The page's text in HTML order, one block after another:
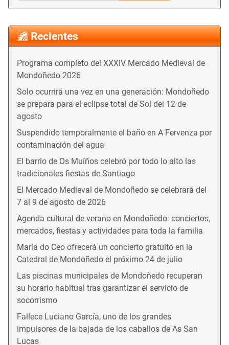
Recientes
Programa completo del XXXIV Mercado Medieval de
Mondoñedo 2026
Solo ocurrirá una vez en una generación: Mondoñedo
se prepara para el eclipse total de Sol del 12 de
agosto
Suspendido temporalmente el baño en A Fervenza por
contaminación del agua
El barrio de Os Muíños celebró por todo lo alto las
tradicionales fiestas de Santiago
El Mercado Medieval de Mondoñedo se celebrará del
7 al 9 de agosto de 2026
Agenda cultural de verano en Mondoñedo: conciertos,
mercados, fiestas y actividades para toda la familia
María do Ceo ofrecerá un concierto gratuito en la
Catedral de Mondoñedo el próximo 24 de julio
Las piscinas municipales de Mondoñedo recuperan
su horario habitual tras garantizar el servicio de
socorrismo
Fallece Luciano García, uno de los grandes
impulsores de la bajada de los caballos de As San
Lucas